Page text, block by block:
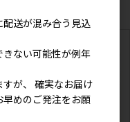
1,300円
送が混み合う見込
ない可能性が例年
が、 確実なお届け
めのご発注をお願